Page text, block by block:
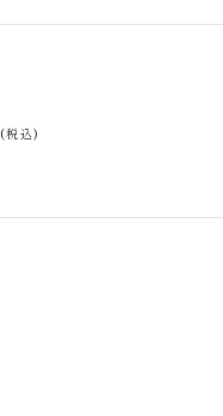
(税込)